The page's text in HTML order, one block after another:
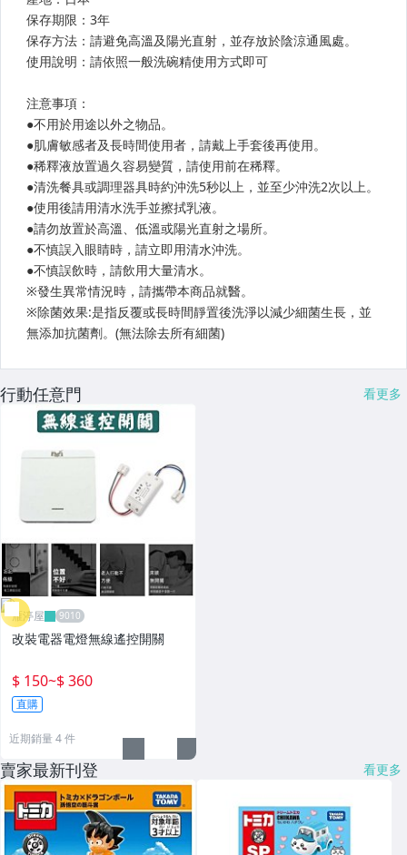
行動任意門 看更多
雁渟屋
改裝電器電燈無線遙控開關
$ 150~$ 360
直購
近期銷量 4 件
賣家最新刊登 看更多